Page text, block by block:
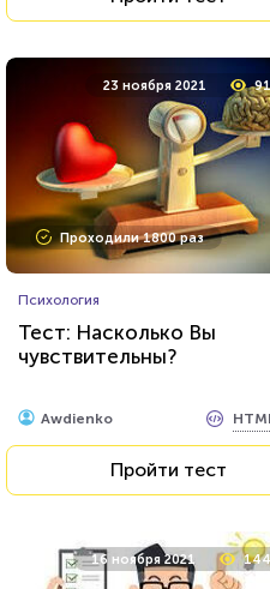
23 ноября 2021
Проходили 1800 раз
Психология
Тест: Насколько Вы
чувствительны?
Awdienko
Пройти тест
16 ноября 2021